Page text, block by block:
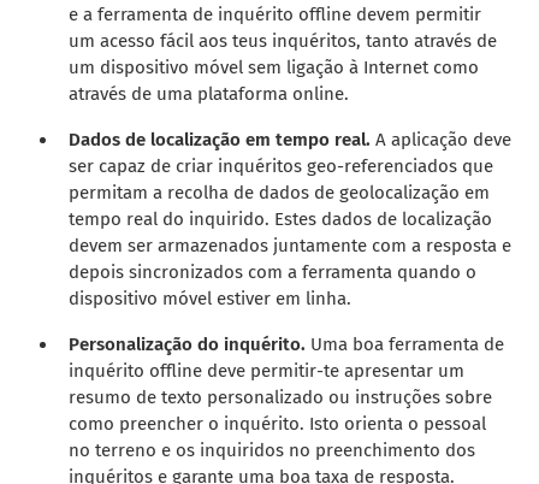
e a ferramenta de inquérito offline devem permitir
um acesso fácil aos teus inquéritos, tanto através de
um dispositivo móvel sem ligação à Internet como
através de uma plataforma online.
Dados de localização em tempo real.A aplicação deve
ser capaz de criar inquéritos geo-referenciados que
permitam a recolha de dados de geolocalização em
tempo real do inquirido. Estes dados de localização
devem ser armazenados juntamente com a resposta e
depois sincronizados com a ferramenta quando o
dispositivo móvel estiver em linha.
Personalização do inquérito. Uma boa ferramenta de
inquérito offline deve permitir-te apresentar um
resumo de texto personalizado ou instruções sobre
como preencher o inquérito. Isto orienta o pessoal
no terreno e os inquiridos no preenchimento dos
inquéritos e garante uma boa taxa de resposta.